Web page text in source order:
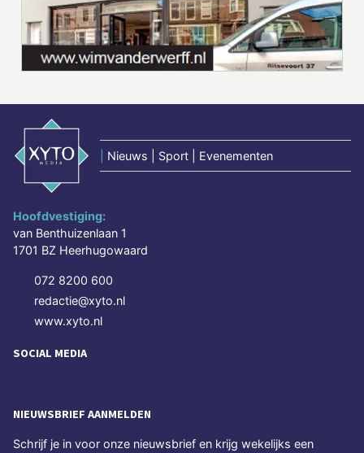
Nieuws | Sport | Evenementen
Hoofdvestiging:
van Benthuizenlaan 1
1701 BZ Heerhugowaard
072 8200 600
redactie@xyto.nl
www.xyto.nl
SOCIAL MEDIA
NIEUWSBRIEF AANMELDEN
Schrijf je in voor onze nieuwsbrief en krijg wekelijks een